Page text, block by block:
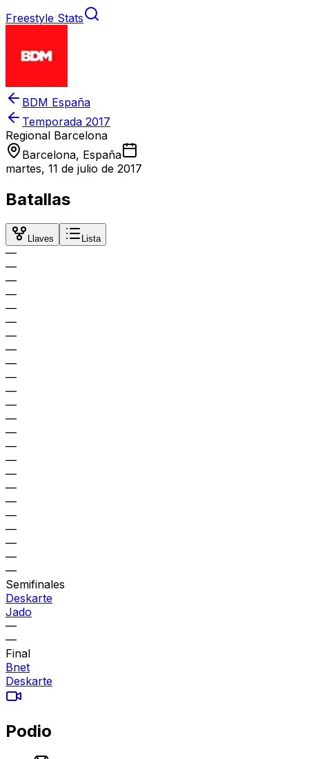
Freestyle Stats
BDM España
Temporada 2017
Regional Barcelona
Barcelona, España
martes, 11 de julio de 2017
Batallas
Llaves Lista
—
—
—
—
—
—
—
—
—
—
—
—
—
—
—
—
—
—
—
—
—
—
—
—
Semifinales
Deskarte
Jado
—
—
Final
Bnet
Deskarte
Podio